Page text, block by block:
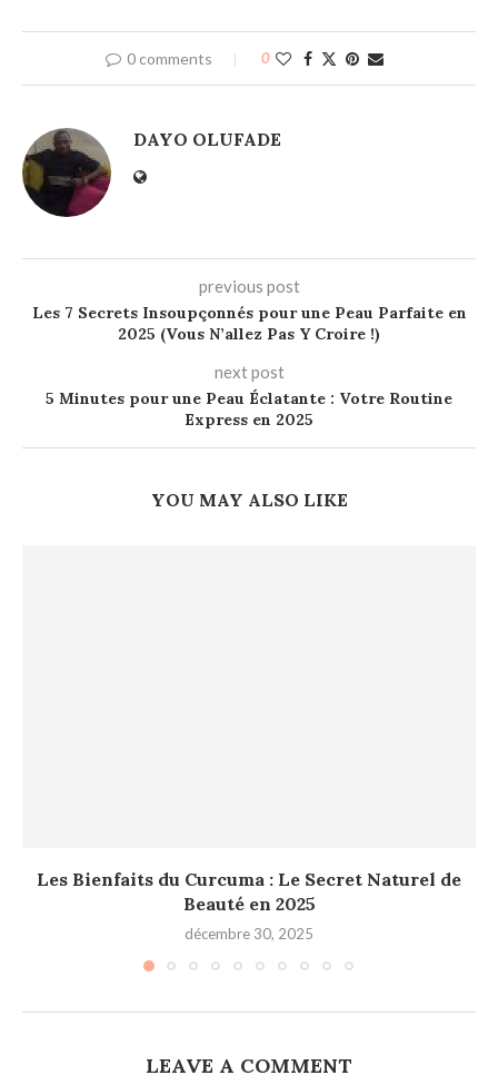
0 comments 0
DAYO OLUFADE
previous post
Les 7 Secrets Insoupçonnés pour une Peau Parfaite en
2025 (Vous N’allez Pas Y Croire !)
next post
5 Minutes pour une Peau Éclatante : Votre Routine
Express en 2025
YOU MAY ALSO LIKE
Les Bienfaits du Curcuma : Le Secret Naturel de
Beauté en 2025
décembre 30, 2025
LEAVE A COMMENT